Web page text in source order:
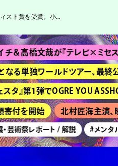
の金子玲介は、挫折を乗り越えてエンタメ小説を綴る
橋文哉が『テレビ×ミセス』出
独ワールドツアー、最終公演
』第1弾でOGRE YOU
を開始 北村匠海主演、映
術祭レポート / 解説 #メンタル